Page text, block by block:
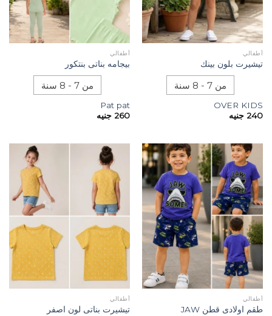
أطفالي
تيشيرت بلون بينك
من 7 - 8 سنة
OVER KIDS
240 جنيه
أطفالي
بيجامه بناتى بنتكور
من 7 - 8 سنة
Pat pat
260 جنيه
أطفالي
طقم اولادى قطن JAW
أطفالي
تيشيرت بناتى لون اصفر